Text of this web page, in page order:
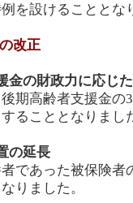
を設けることとな
改正
金の財政力に応じ
期高齢者支援金の
ることとなりまし
の延長
であった被保険者
りました。